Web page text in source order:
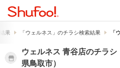
果 「ウェルネス」のチラシ検索結果 「
ウェルネス 青谷店のチラ
県鳥取市）